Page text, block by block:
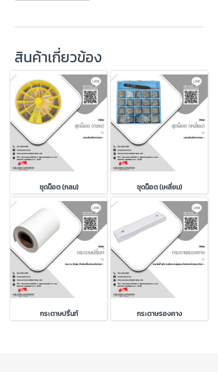
สินค้าเกี่ยวข้อง
ชุดน็อต (กลม) ชุดน็อต (เหลี่ยม)
กระดาษปริ้นท์ กระดาษรองคาง